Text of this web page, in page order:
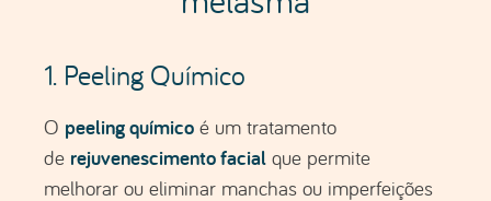
manchas e uniformizar o tom da pele. É
melasma epidérmico no qual o pigmento
epiderme.
O procedimento envolve a aplicação de soluções